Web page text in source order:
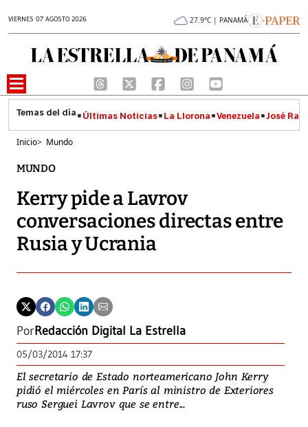
VIERNES 07 AGOSTO 2026 27.9°C | PANAMÁ
Últimas Noticias La Llorona Venezuela José
Inicio> Mundo
MUNDO
Kerry pide a Lavrov
conversaciones directas entre
Rusia y Ucrania
PorRedacción Digital La Estrella
05/03/2014 17:37
El secretario de Estado norteamericano John Kerry
pidió el miércoles en París al ministro de Exteriores
ruso Serguei Lavrov que se entre...